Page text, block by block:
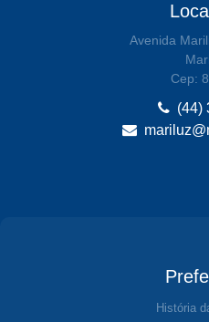
Avenida
Cep:
(44)
História